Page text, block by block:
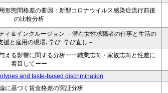
形態間格差の要因：新型コロナウイルス感染症流行前後
の比較分析
＆インクルージョン －潜在女性求職者の仕事と生活の
援と雇用の現場､学び･学び直し－
える影響に関する分析ーー職業志向・家族志向と性差に
着目してーー
and taste-based discrimination
に基づく賃金格差の実証分析